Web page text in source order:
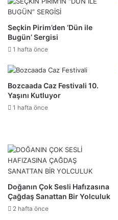
Seçkin Pirim’den ‘Dün ile
Bugün’ Sergisi
1 hafta önce
Bozcaada Caz Festivali 10.
Yaşını Kutluyor
1 hafta önce
Doğanın Çok Sesli Hafızasına
Çağdaş Sanattan Bir Yolculuk
2 hafta önce